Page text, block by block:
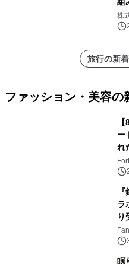
う
株
旅行の新
ファッション・美容の
ー
れ
ラ
り
眠